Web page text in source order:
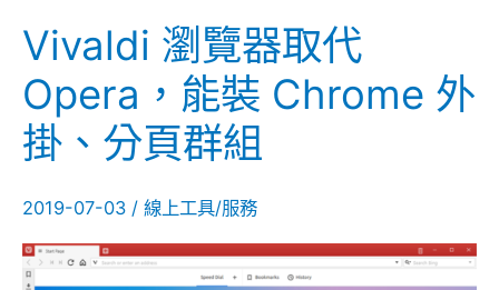
Vivaldi 瀏覽器取代
Opera，能裝 Chrome 外
掛、分頁群組
2019-07-03 / 線上工具/服務
Vivaldi
覽
器
代
能